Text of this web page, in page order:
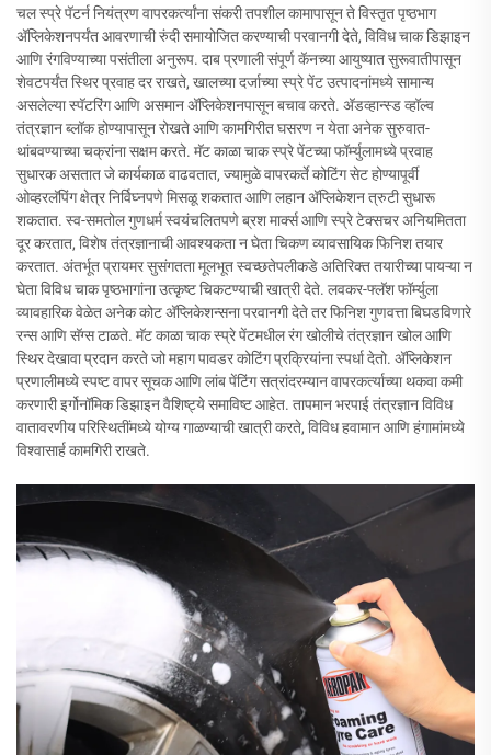
चल स्प्रे पॅटर्न नियंत्रण वापरकर्त्यांना संकरी तपशील कामापासून ते विस्तृत पृष्ठभाग
अ‍ॅप्लिकेशनपर्यंत आवरणाची रुंदी समायोजित करण्याची परवानगी देते, विविध चाक डिझाइन
आणि रंगविण्याच्या पसंतीला अनुरूप. दाब प्रणाली संपूर्ण कॅनच्या आयुष्यात सुरूवातीपासून
शेवटपर्यंत स्थिर प्रवाह दर राखते, खालच्या दर्जाच्या स्प्रे पेंट उत्पादनांमध्ये सामान्य
असलेल्या स्पॅटरिंग आणि असमान अ‍ॅप्लिकेशनपासून बचाव करते. अ‍ॅडव्हान्स्ड व्हॉल्व
तंत्रज्ञान ब्लॉक होण्यापासून रोखते आणि कामगिरीत घसरण न येता अनेक सुरुवात-
थांबवण्याच्या चक्रांना सक्षम करते. मॅट काळा चाक स्प्रे पेंटच्या फॉर्म्युलामध्ये प्रवाह
सुधारक असतात जे कार्यकाळ वाढवतात, ज्यामुळे वापरकर्ते कोटिंग सेट होण्यापूर्वी
ओव्हरलॅपिंग क्षेत्र निर्विघ्नपणे मिसळू शकतात आणि लहान अ‍ॅप्लिकेशन त्रुटी सुधारू
शकतात. स्व-समतोल गुणधर्म स्वयंचलितपणे ब्रश मार्क्स आणि स्प्रे टेक्सचर अनियमितता
दूर करतात, विशेष तंत्रज्ञानाची आवश्यकता न घेता चिकण व्यावसायिक फिनिश तयार
करतात. अंतर्भूत प्रायमर सुसंगतता मूलभूत स्वच्छतेपलीकडे अतिरिक्त तयारीच्या पायऱ्या न
घेता विविध चाक पृष्ठभागांना उत्कृष्ट चिकटण्याची खात्री देते. लवकर-फ्लॅश फॉर्म्युला
व्यावहारिक वेळेत अनेक कोट अ‍ॅप्लिकेशन्सना परवानगी देते तर फिनिश गुणवत्ता बिघडविणारे
रन्स आणि सॅग्स टाळते. मॅट काळा चाक स्प्रे पेंटमधील रंग खोलीचे तंत्रज्ञान खोल आणि
स्थिर देखावा प्रदान करते जो महाग पावडर कोटिंग प्रक्रियांना स्पर्धा देतो. अ‍ॅप्लिकेशन
प्रणालीमध्ये स्पष्ट वापर सूचक आणि लांब पेंटिंग सत्रांदरम्यान वापरकर्त्याच्या थकवा कमी
करणारी इर्गोनॉमिक डिझाइन वैशिष्ट्ये समाविष्ट आहेत. तापमान भरपाई तंत्रज्ञान विविध
वातावरणीय परिस्थितींमध्ये योग्य गाळण्याची खात्री करते, विविध हवामान आणि हंगामांमध्ये
विश्वासार्ह कामगिरी राखते.